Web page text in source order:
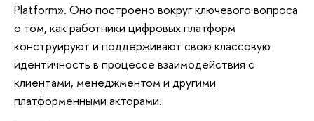
Platform». Оно построено вокруг ключевого вопроса
о том, как работники цифровых платформ
конструируют и поддерживают свою классовую
идентичность в процессе взаимодействия с
клиентами, менеджментом и другими
платформенными акторами.